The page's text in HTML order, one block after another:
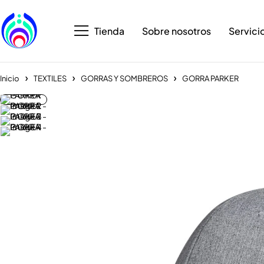
Tienda Sobre nosotros
Inicio TEXTILES GORRAS Y SOMBREROS GORRA PARKER